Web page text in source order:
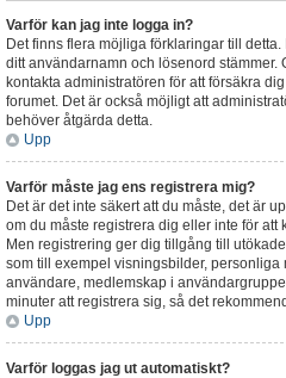
Varför kan jag inte logga in?
Det finns flera möjliga förklaringar till
ditt användarnamn och lösenord stämmer.
kontakta administratören för att försäkra
forumet. Det är också möjligt att
behöver åtgärda detta.
Upp
Varför måste jag ens registrera mig?
Det är det inte säkert att du måste, det är
om du måste registrera dig eller inte för
Men registrering ger dig tillgång till
som till exempel visningsbilder,
användare, medlemskap i
minuter att registrera sig, så det
Upp
Varför loggas jag ut automatiskt?